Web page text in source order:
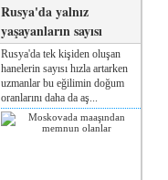
Rusya'da yalnız
yaşayanların sayısı
Rusya'da tek kişiden oluşan
hanelerin sayısı hızla artarken
uzmanlar bu eğilimin doğum
oranlarını daha da aş...